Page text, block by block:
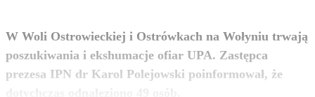
W Woli Ostrowieckiej i Ostrówkach na Wołyniu trwają
poszukiwania i ekshumacje ofiar UPA. Zastępca
prezesa IPN dr Karol Polejowski poinformował, że
dotychczas odnaleziono 49 osób.
zobacz więcej